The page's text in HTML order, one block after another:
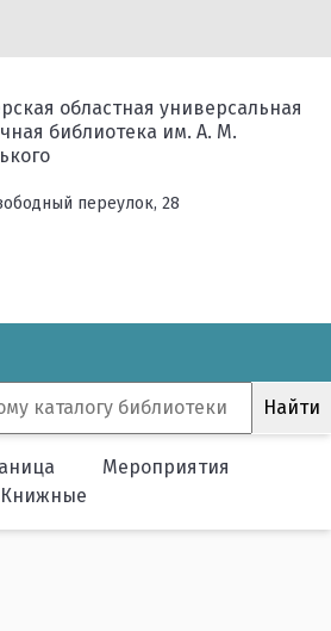
областная универсальная
библиотека им. А. М.
переулок, 28
Мероприятия
Книжные